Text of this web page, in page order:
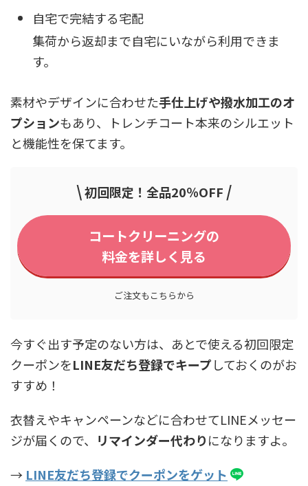
自宅で完結する宅配
集荷から返却まで自宅にいながら利用できま
す。
素材やデザインに合わせた手仕上げや撥水加工のオ
プションもあり、トレンチコート本来のシルエット
と機能性を保てます。
\初回限定！全品20％OFF /
コートクリーニングの
料金を詳しく見る
ご注文もこちらから
今すぐ出す予定のない方は、あとで使える初回限定
クーポンをLINE友だち登録でキープしておくのがお
すすめ！
衣替えやキャンペーンなどに合わせてLINEメッセー
ジが届くので、
リマインダー代わりになりますよ。
→ LINE友だち登録でクーポンをゲット